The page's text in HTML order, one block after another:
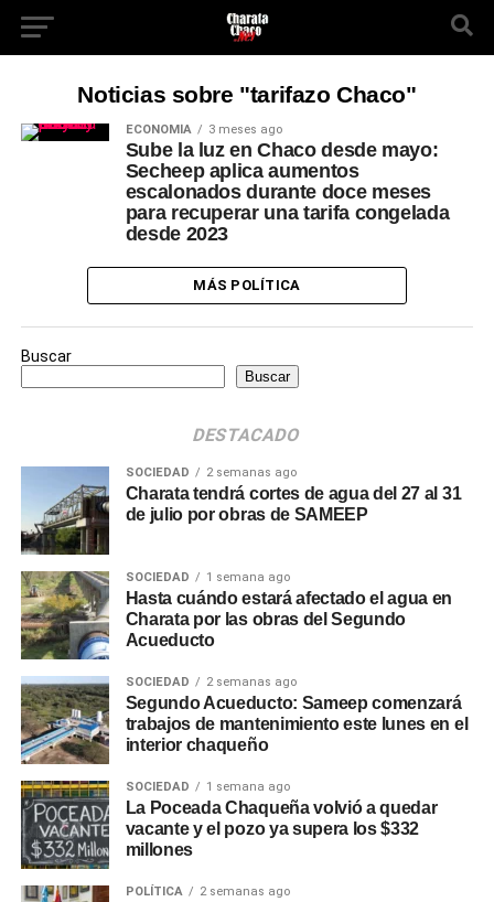
Noticias sobre "tarifazo Chaco"
ECONOMÍA 3 meses ago
Sube la luz en Chaco desde mayo:
Secheep aplica aumentos
escalonados durante doce meses
para recuperar una tarifa congelada
desde 2023
MÁS POLÍTICA
Buscar
Buscar
DESTACADO
SOCIEDAD 2 semanas ago
Charata tendrá cortes de agua del 27 al 31
de julio por obras de SAMEEP
SOCIEDAD 1 semana ago
Hasta cuándo estará afectado el agua en
Charata por las obras del Segundo
Acueducto
SOCIEDAD 2 semanas ago
Segundo Acueducto: Sameep comenzará
trabajos de mantenimiento este lunes en el
interior chaqueño
SOCIEDAD 1 semana ago
La Poceada Chaqueña volvió a quedar
vacante y el pozo ya supera los $332
millones
POLÍTICA 2 semanas ago